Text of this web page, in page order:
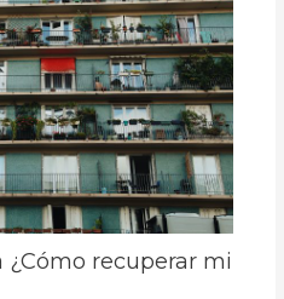
recuperar mi